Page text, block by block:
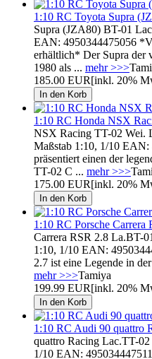
1:10 RC Toyota Supra
Supra (JZA80) BT-01
EAN: 4950344475056
erhältlich* Der Supra der
1980 als ... mehr >>>
185.00 EUR[inkl. 20%
1:10 RC Honda NSX
NSX Racing TT-02 Wei.
Maßstab 1:10, 1/10
präsentiert einen der
TT-02 C ... mehr >>>
175.00 EUR[inkl. 20%
1:10 RC Porsche Carrera
Carrera RSR 2.8 La.BT-
1:10, 1/10 EAN:
2.7 ist eine Legende in
mehr >>>Tamiya
199.99 EUR[inkl. 20%
1:10 RC Audi 90 quattro
quattro Racing Lac.TT-
1/10 EAN: